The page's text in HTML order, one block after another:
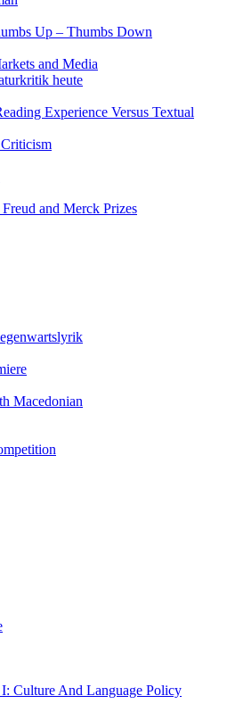
Up – Thumbs Down
and Media
heute
Experience Versus Textual
and Merck Prizes
Macedonian
Culture And Language Policy